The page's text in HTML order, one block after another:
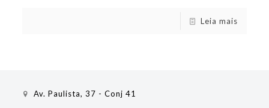
Leia mais
Av. Paulista, 37 - Conj 41